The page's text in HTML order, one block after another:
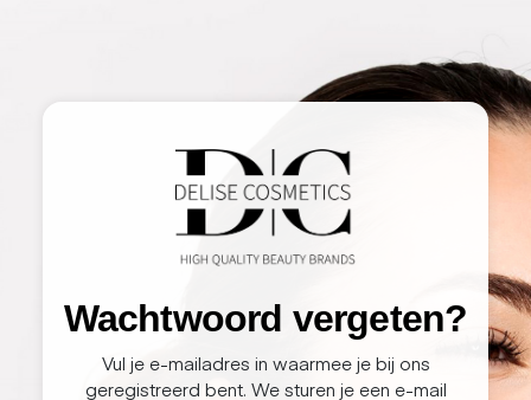
Wachtwoord vergeten?
Vul je e-mailadres in waarmee je bij ons
geregistreerd bent. We sturen je een e-mail